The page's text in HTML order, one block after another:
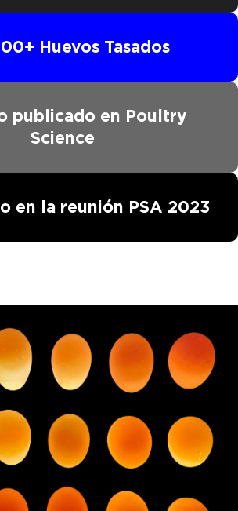
Huevos Tasados
publicado en Poultry
Science
en la reunión PSA 2023